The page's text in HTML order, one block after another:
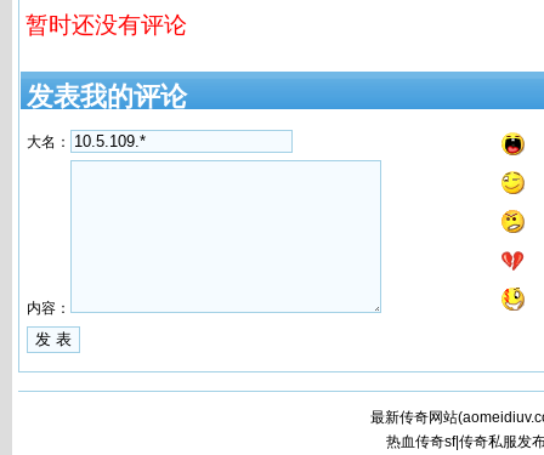
暂时还没有评论
发表我的评论
大名：
内容：
最新传奇网站(
热血传奇sf|传奇私服发